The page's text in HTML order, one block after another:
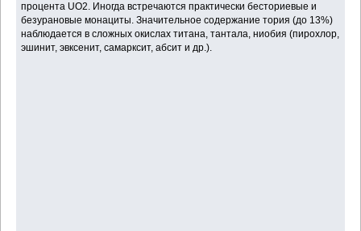
процента UO2. Иногда встречаются практически бесториевые и
безурановые монациты. Значительное содержание тория (до 13%)
наблюдается в сложных окислах титана, тантала, ниобия (пирохлор,
эшинит, эвксенит, самарксит, абсит и др.).